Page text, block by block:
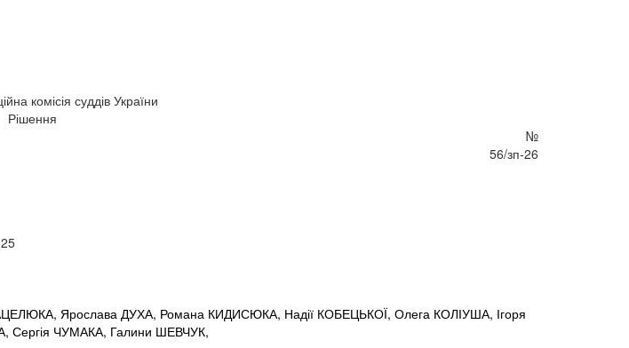
комісія суддів України
Рішення
№
56/зп-26
Ярослава ДУХА, Романа КИДИСЮКА, Надії КОБЕЦЬКОЇ, Олега КОЛІУША, Ігоря
ЧУМАКА, Галини ШЕВЧУК,